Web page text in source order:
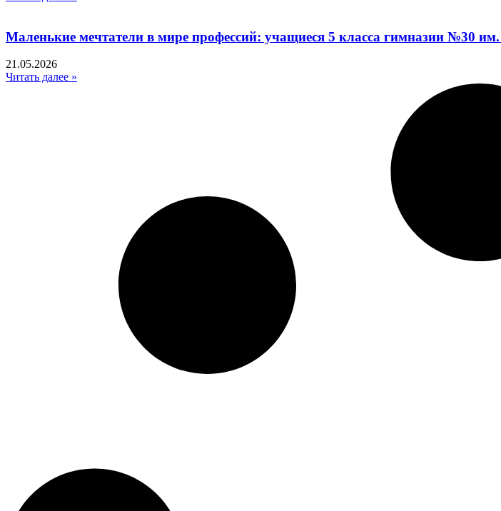
Маленькие мечтатели в мире профессий: учащиеся 5 класса гимназии №30
21.05.2026
Читать далее »